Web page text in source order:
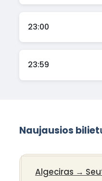
23:00
23:59
Naujausios
Algeciras →